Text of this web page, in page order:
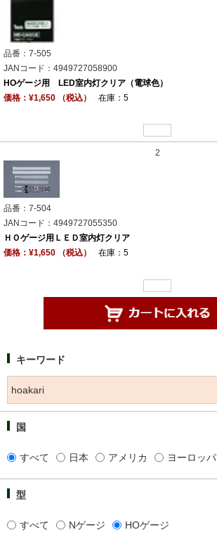
品番：7-505
JANコード：4949727058900
HOゲージ用 LED室内灯クリア（電球色）
価格：¥1,650 （税込）
在庫：5
2
品番：7-504
JANコード：4949727055350
ＨＯゲージ用ＬＥＤ室内灯クリア
価格：¥1,650 （税込）
在庫：5
キーワード
国
すべて 日本 アメリカ ヨーロッパ
型
すべて Nゲージ HOゲージ